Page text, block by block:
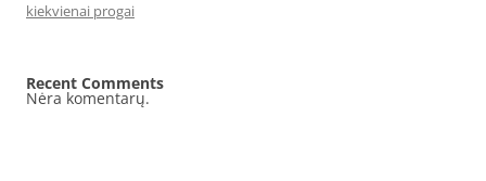
kiekvienai progai
Recent Comments
Nėra komentarų.